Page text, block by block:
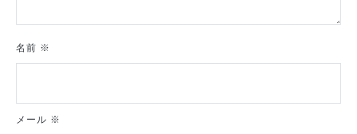
名前 ※
メール ※